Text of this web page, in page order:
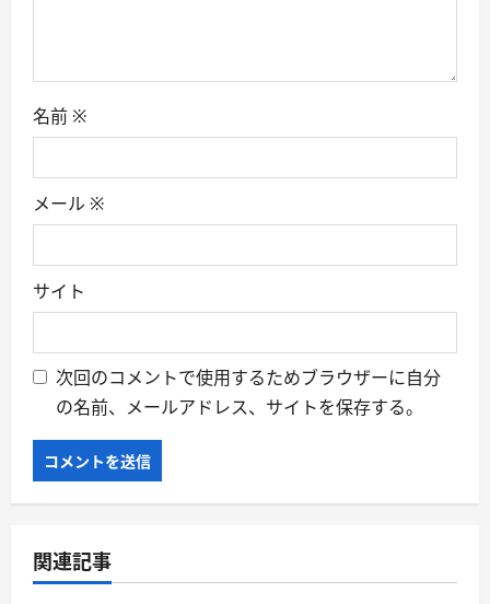
名前 ※
メール ※
サイト
次回のコメントで使用するためブラウザーに自分
の名前、メールアドレス、サイトを保存する。
関連記事